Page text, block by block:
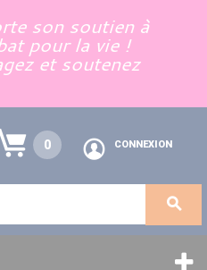
son soutien à
pour la vie !
et soutenez
0 CONNEXION